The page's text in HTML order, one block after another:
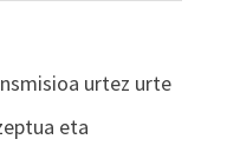
urtez urte
eta